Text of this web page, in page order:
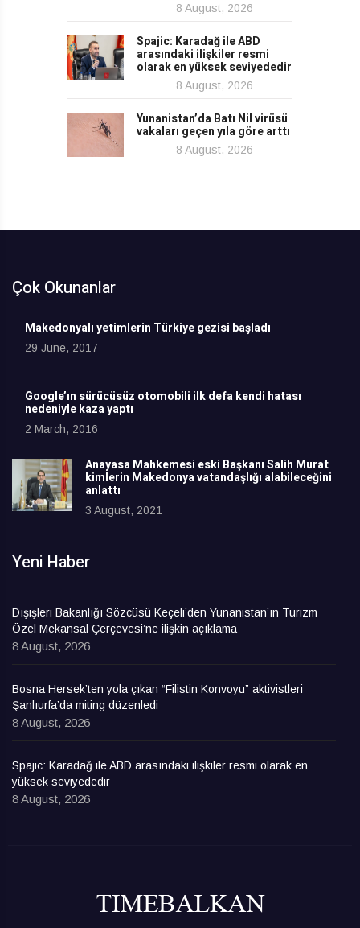
8 August, 2026
Spajic: Karadağ ile ABD
arasındaki ilişkiler resmi
olarak en yüksek seviyededir
8 August, 2026
Yunanistan’da Batı Nil virüsü
vakaları geçen yıla göre arttı
8 August, 2026
Çok Okunanlar
Makedonyalı yetimlerin Türkiye gezisi başladı
29 June, 2017
Google’ın sürücüsüz otomobili ilk defa kendi hatası
nedeniyle kaza yaptı
2 March, 2016
Anayasa Mahkemesi eski Başkanı Salih Murat
kimlerin Makedonya vatandaşlığı alabileceğini
anlattı
3 August, 2021
Yeni Haber
Dışişleri Bakanlığı Sözcüsü Keçeli’den Yunanistan’ın Turizm
Özel Mekansal Çerçevesi’ne ilişkin açıklama
8 August, 2026
Bosna Hersek’ten yola çıkan “Filistin Konvoyu” aktivistleri
Şanlıurfa’da miting düzenledi
8 August, 2026
Spajic: Karadağ ile ABD arasındaki ilişkiler resmi olarak en
yüksek seviyededir
8 August, 2026